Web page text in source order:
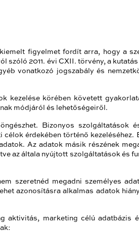
figyelmet fordít arra, hogy a
2011. évi CXII. törvény, a
vonatkozó jogszabály és
kezelése körében követett
módjáról és lehetőségeiről.
Bizonyos szolgáltatások
érdekében történő kezeléséhez.
Az adatok másik részének
az általa nyújtott szolgáltatások és
szeretnéd megadni személyes
azonosításra alkalmas adatok
aktivitás, marketing célú adatbázis